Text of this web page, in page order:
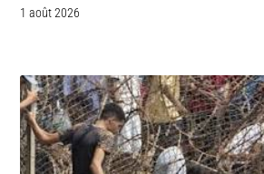
1 août 2026